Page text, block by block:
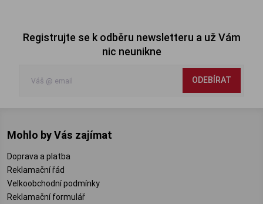
Registrujte se k odběru newsletteru a už Vám
nic neunikne
ODEBÍRAT
Mohlo by Vás zajímat
Doprava a platba
Reklamační řád
Velkoobchodní podmínky
Reklamační formulář